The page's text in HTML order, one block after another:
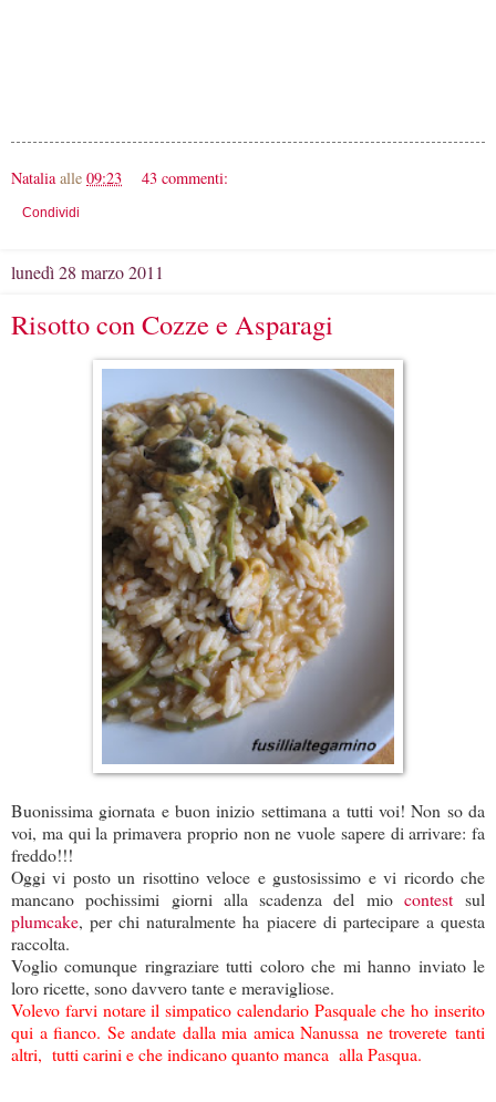
Natalia alle 09:23 43 commenti:
Condividi
lunedì 28 marzo 2011
Risotto con Cozze e Asparagi
Buonissima giornata e buon inizio settimana a tutti voi! Non so da
voi, ma qui la primavera proprio non ne vuole sapere di arrivare: fa
freddo!!!
Oggi vi posto un risottino veloce e gustosissimo e vi ricordo che
mancano pochissimi giorni alla scadenza del mio contestsul
plumcake, per chi naturalmente ha piacere di partecipare a questa
raccolta.
Voglio comunque ringraziare tutti coloro che mi hanno inviato le
loro ricette, sono davvero tante e meravigliose.
Volevo farvi notare il simpatico calendario Pasquale che ho inserito
qui a fianco. Se andate dalla mia amicaNanussa ne troverete tanti
altri, tutti carini e che indicano quanto manca alla Pasqua.